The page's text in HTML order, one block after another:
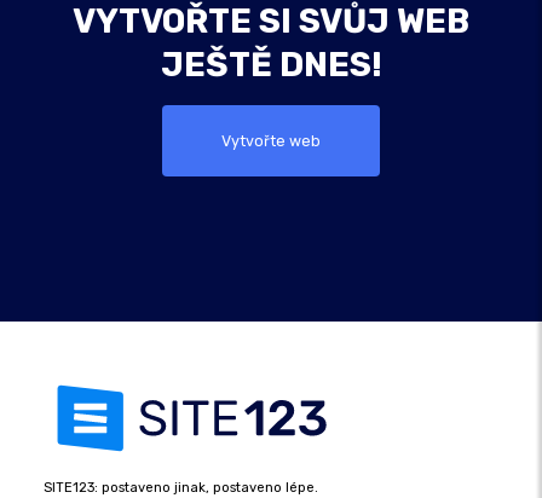
VYTVOŘTE SI SVŮJ WEB
JEŠTĚ DNES!
Vytvořte web
SITE123: postaveno jinak, postaveno lépe.